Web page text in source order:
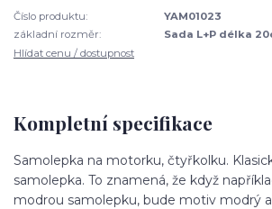
Číslo produktu:
YAM01023
základní rozměr:
Sada L+P délka
Hlídat cenu / dostupnost
Kompletní specifikace
Samolepka na motorku, čtyřkolku.
samolepka. To znamená, že když
modrou samolepku, bude motiv modrý